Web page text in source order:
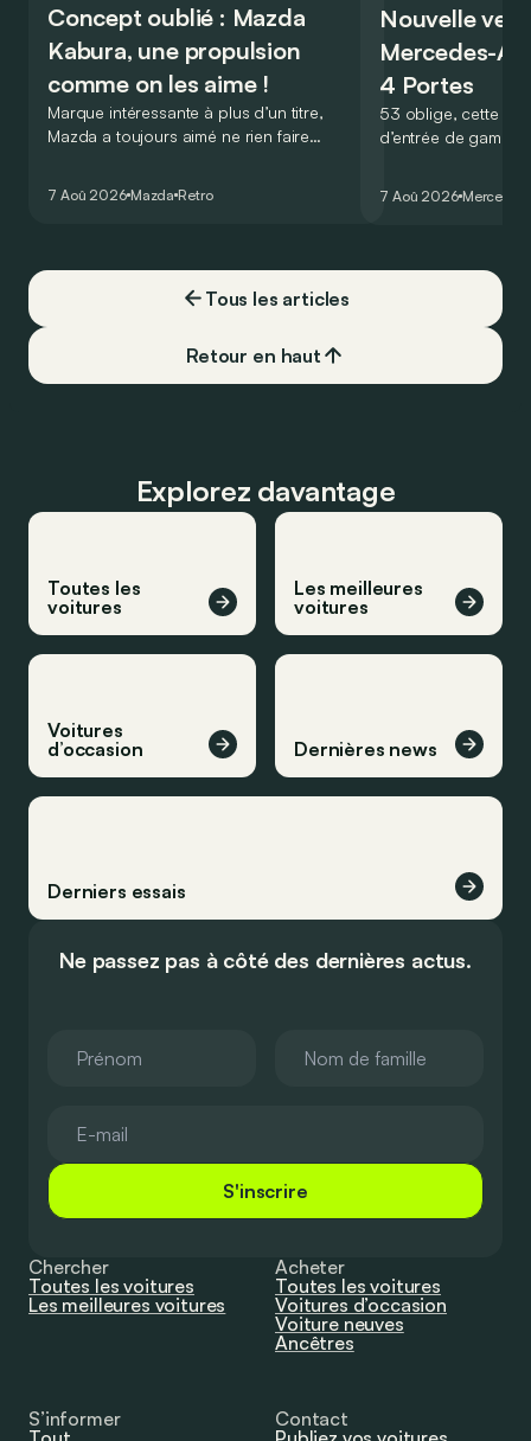
Concept oublié : Mazda
Kabura, une propulsion
comme on les aime !
Marque intéressante à plus d’un titre,
Mazda a toujours aimé ne rien faire
de la plus belle des manières…
7 Aoû 2026 Mazda Retro
Nouvelle
Mercedes-
4 Portes
53 oblige, cette
d’entrée de
moins…
7 Aoû 2026 Mercedes
Tous les articles
Retour en haut
Explorez davantage
Toutes les
voitures
Les meilleures
voitures
Voitures
d’occasion
Dernières news
Derniers essais
Ne passez pas à côté des dernières actus.
S'inscrire
Chercher
Toutes les voitures
Les meilleures voitures
Acheter
Toutes les voitures
Voitures d’occasion
Voiture neuves
Ancêtres
S’informer
Contact